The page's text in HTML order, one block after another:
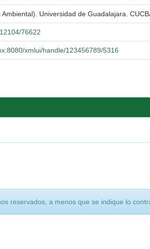
Universidad de Guadalajara.
76622
xmlui/handle/123456789/5316
reservados, a menos que se indique lo